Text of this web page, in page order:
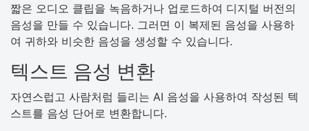
짧은 오디오 클립을 녹음하거나 업로드하여 디지털 버전의
음성을 만들 수 있습니다. 그러면 이 복제된 음성을 사용하
여 귀하와 비슷한 음성을 생성할 수 있습니다.
텍스트 음성 변환
자연스럽고 사람처럼 들리는 AI 음성을 사용하여 작성된 텍
스트를 음성 단어로 변환합니다.